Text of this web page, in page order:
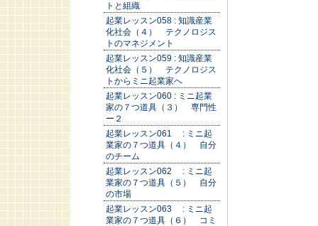
トと組織
起業レッスン058 : 知識産業
化社会（４） テクノロジス
トのマネジメント
起業レッスン059 : 知識産業
化社会（５） テクノロジス
トからミニ起業家へ
起業レッスン060 : ミニ起業
家の７つ道具（３） 専門性
ー２
起業レッスン061 : ミニ起
業家の７つ道具（４） 自分
のチーム
起業レッスン062 : ミニ起
業家の７つ道具（５） 自分
の市場
起業レッスン063 : ミニ起
業家の７つ道具（６） コミ